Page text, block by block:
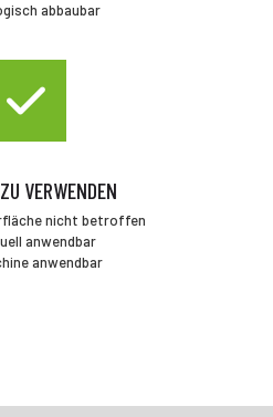
abbaubar
VERWENDEN
nicht betroffen
anwendbar
anwendbar